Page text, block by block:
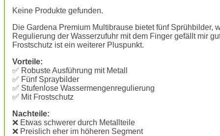
Keine Produkte gefunden.
Die Gardena Premium Multibrause bietet fünf
Regulierung der Wasserzufuhr mit dem Finger gefällt mir
Frostschutz ist ein weiterer Pluspunkt.
Vorteile:
✅ Robuste Ausführung mit Metall
✅ Fünf Spraybilder
✅ Stufenlose Wassermengenregulierung
✅ Mit Frostschutz
Nachteile:
❌ Etwas schwerer durch Metallteile
❌ Preislich eher im höheren Segment